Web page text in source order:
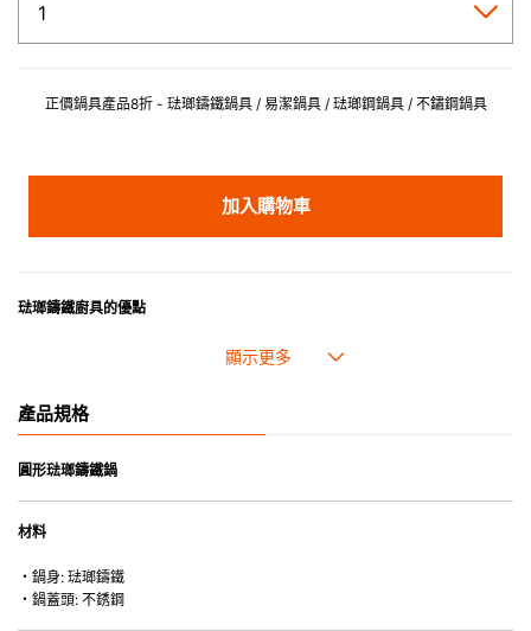
正價鍋具產品8折 - 琺瑯鑄鐵鍋具 / 易潔鍋具 / 琺瑯鋼鍋具 / 不鏽鋼鍋具
加入購物車
琺瑯鑄鐵廚具的優點
• 琺瑯鑄鐵傳熱性均勻，不會產生過熱點。
• 重身的鍋蓋能有助防止蒸氣溜走,易於 保持食物的原汁原味。
• 琺瑯抗酸鹼，不會殘留氣味，安全衛生。
產品規格
圓形琺瑯鑄鐵鍋
材料
・鍋身: 琺瑯鑄鐵
・鍋蓋頭: 不銹鋼